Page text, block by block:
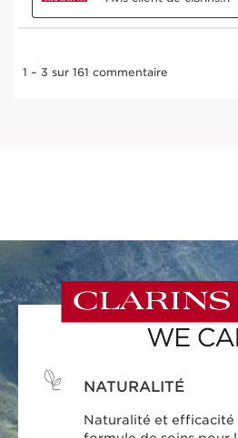
NATURALITÉ
Naturalité et efficacité